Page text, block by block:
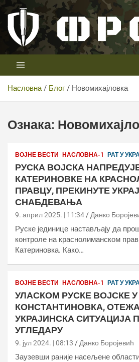
Скип
цонтент
Телевизија
Први војни канал у Србији
Насловна Блог Новомихајловка
Ознака:
ВОЈНЕ ВЕСТИ НАСЛОВНА-1 РАТ У
РУСКА ВОЈСКА
КАТЕРИНОВКЕ НА
ПРАВЦУ, ПРЕКИНУТЕ
СНАБДЕВАЊА
9. април 2025. | 11:34 Данко
Руске јединице настављају да
контроле на краснолиманском
Катериновка. Како…
ВОЈНЕ ВЕСТИ НАСЛОВНА-1 РАТ У
УЛАСКОМ РУСКЕ ВОЈСКЕ
КОНСТАНТИНОВКА,
УКРАЈИНСКА СИТУАЦИЈА
УГЛЕДАРУ
9. јул 2024. | 08:13 Данко Боројевић
Заузевши раније насељене